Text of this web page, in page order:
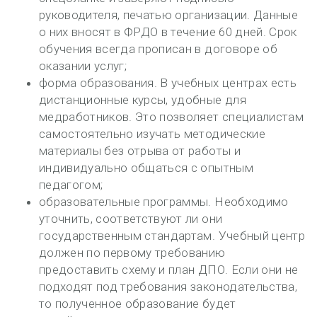
руководителя, печатью организации. Данные
о них вносят в ФРДО в течение 60 дней. Срок
обучения всегда прописан в договоре об
оказании услуг;
форма образования. В учебных центрах есть
дистанционные курсы, удобные для
медработников. Это позволяет специалистам
самостоятельно изучать методические
материалы без отрыва от работы и
индивидуально общаться с опытным
педагогом;
образовательные программы. Необходимо
уточнить, соответствуют ли они
государственным стандартам. Учебный центр
должен по первому требованию
предоставить схему и план ДПО. Если они не
подходят под требования законодательства,
то полученное образование будет